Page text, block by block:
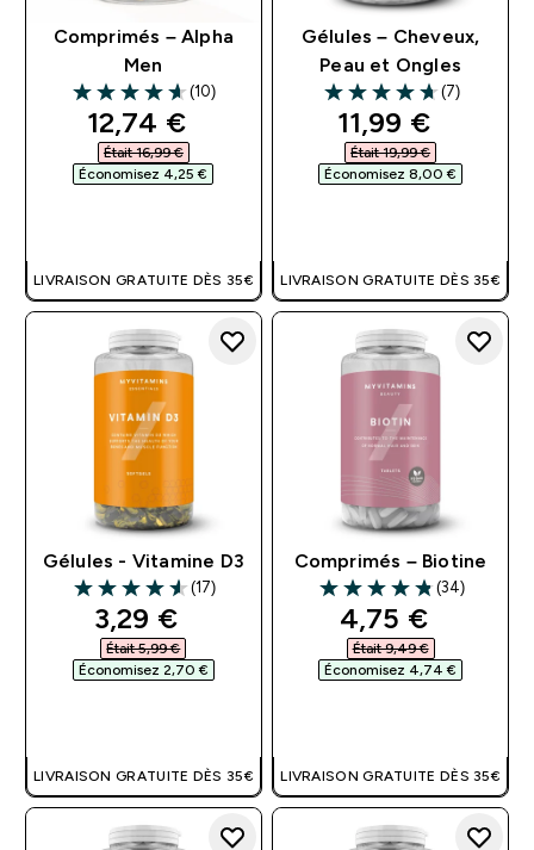
Comprimés – Alpha
Men
4.6 out of 5 stars
(10)
discounted price
12,74 €‎
Était 16,99 €‎
Économisez 4,25 €‎
LIVRAISON GRATUITE DÈS 35€
Gélules – Cheveux,
Peau et Ongles
4.71 out of 5 stars
(7)
discounted
11,99 €‎
Était 19,99 €‎
Économisez 8,00 €‎
LIVRAISON GRATUITE DÈS 35€
Gélules - Vitamine D3
4.59 out of 5 stars
(17)
discounted price
3,29 €‎
Était 5,99 €‎
Économisez 2,70 €‎
LIVRAISON GRATUITE DÈS 35€
Comprimés – Biotine
4.82 out of 5 stars
(34)
discounted
4,75 €‎
Était 9,49 €‎
Économisez 4,74 €‎
LIVRAISON GRATUITE DÈS 35€